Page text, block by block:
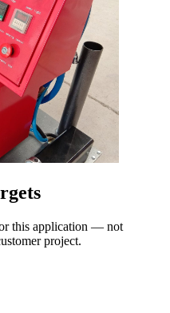
this application — not
project.